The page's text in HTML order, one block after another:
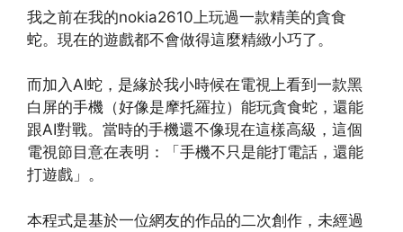
我之前在我的nokia2610上玩過一款精美的貪食
蛇。現在的遊戲都不會做得這麼精緻小巧了。
而加入AI蛇，是緣於我小時候在電視上看到一款黑
白屏的手機（好像是摩托羅拉）能玩貪食蛇，還能
跟AI對戰。當時的手機還不像現在這樣高級，這個
電視節目意在表明：「手機不只是能打電話，還能
打遊戲」。
本程式是基於一位網友的作品的二次創作，未經過